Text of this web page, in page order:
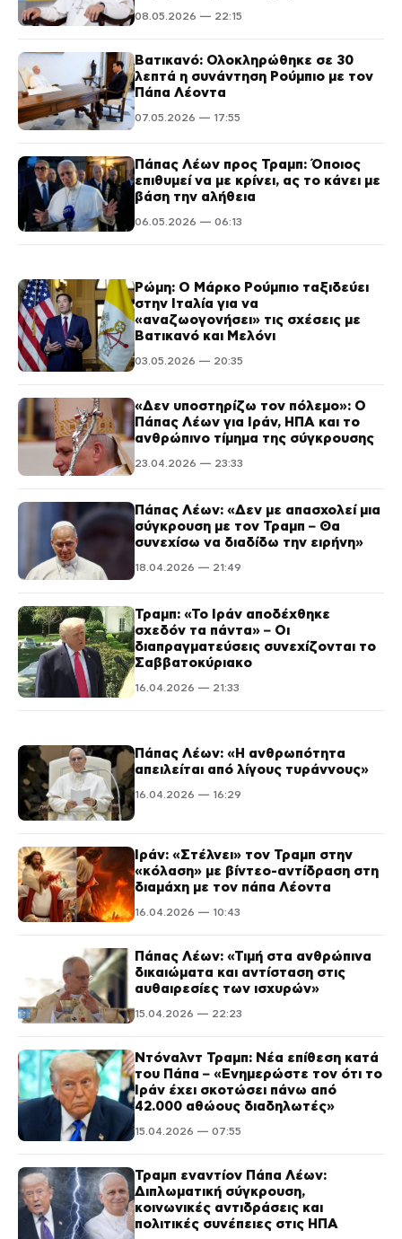
08.05.2026 — 22:15
Βατικανό: Ολοκληρώθηκε σε 30
λεπτά η συνάντηση Ρούμπιο με τον
Πάπα Λέοντα
07.05.2026 — 17:55
Πάπας Λέων προς Τραμπ: Όποιος
επιθυμεί να με κρίνει, ας το κάνει με
βάση την αλήθεια
06.05.2026 — 06:13
Ρώμη: Ο Μάρκο Ρούμπιο ταξιδεύει
στην Ιταλία για να
«αναζωογονήσει» τις σχέσεις με
Βατικανό και Μελόνι
03.05.2026 — 20:35
«Δεν υποστηρίζω τον πόλεμο»: Ο
Πάπας Λέων για Ιράν, ΗΠΑ και το
ανθρώπινο τίμημα της σύγκρουσης
23.04.2026 — 23:33
Πάπας Λέων: «Δεν με απασχολεί μια
σύγκρουση με τον Τραμπ – Θα
συνεχίσω να διαδίδω την ειρήνη»
18.04.2026 — 21:49
Τραμπ: «Το Ιράν αποδέχθηκε
σχεδόν τα πάντα» – Οι
διαπραγματεύσεις συνεχίζονται το
Σαββατοκύριακο
16.04.2026 — 21:33
Πάπας Λέων: «Η ανθρωπότητα
απειλείται από λίγους τυράννους»
16.04.2026 — 16:29
Ιράν: «Στέλνει» τον Τραμπ στην
«κόλαση» με βίντεο-αντίδραση στη
διαμάχη με τον πάπα Λέοντα
16.04.2026 — 10:43
Πάπας Λέων: «Τιμή στα ανθρώπινα
δικαιώματα και αντίσταση στις
αυθαιρεσίες των ισχυρών»
15.04.2026 — 22:23
Ντόναλντ Τραμπ: Νέα επίθεση κατά
του Πάπα – «Ενημερώστε τον ότι το
Ιράν έχει σκοτώσει πάνω από
42.000 αθώους διαδηλωτές»
15.04.2026 — 07:55
Τραμπ εναντίον Πάπα Λέων:
Διπλωματική σύγκρουση,
κοινωνικές αντιδράσεις και
πολιτικές συνέπειες στις ΗΠΑ